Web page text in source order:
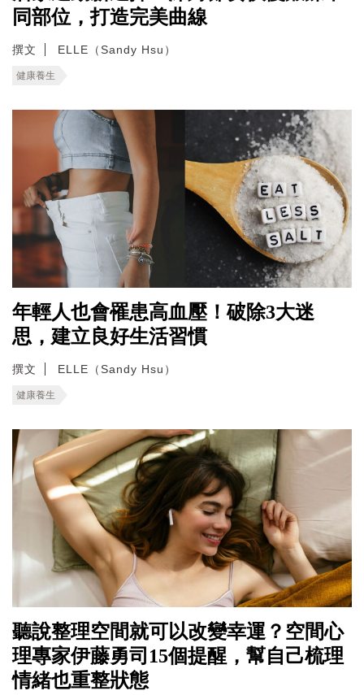
同部位，打造完美曲線
撰文 ELLE（Sandy Hsu）
健康養生
年輕人也會罹患高血壓！破除3大迷
思，建立良好生活習慣
撰文 ELLE（Sandy Hsu）
健康養生
聽說整理空間就可以改變幸運？空間心
理專家伊藤勇司15個提醒，幫自己梳理
情緒也重整狀態